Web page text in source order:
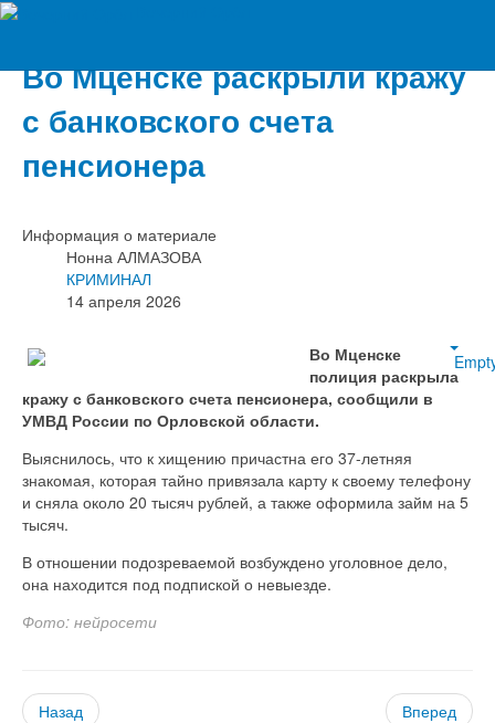
Во Мценске раскрыли кражу
с банковского счета
пенсионера
Информация о материале
Нонна АЛМАЗОВА
КРИМИНАЛ
14 апреля 2026
Во Мценске
полиция раскрыла
кражу с банковского счета пенсионера, сообщили в
УМВД России по Орловской области.
Выяснилось, что к хищению причастна его 37-летняя
знакомая, которая тайно привязала карту к своему телефону
и сняла около 20 тысяч рублей, а также оформила займ на 5
тысяч.
В отношении подозреваемой возбуждено уголовное дело,
она находится под подпиской о невыезде.
Фото: нейросети
Назад Вперед